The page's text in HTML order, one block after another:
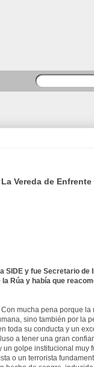
Vereda de Enfrente
SIDE y fue Secretario de
Rúa y había que
mucha pena porque la
sino también por la
toda su conducta y un
a tener una gran
golpe institucional muy
o un terrorista